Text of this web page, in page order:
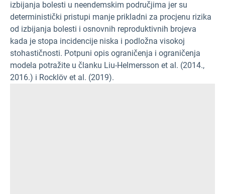
izbijanja bolesti u neendemskim područjima jer su
deterministički pristupi manje prikladni za procjenu rizika
od izbijanja bolesti i osnovnih reproduktivnih brojeva
kada je stopa incidencije niska i podložna visokoj
stohastičnosti. Potpuni opis ograničenja i ograničenja
modela potražite u članku Liu-Helmersson et al. (2014.,
2016.) i Rocklöv et al. (2019).